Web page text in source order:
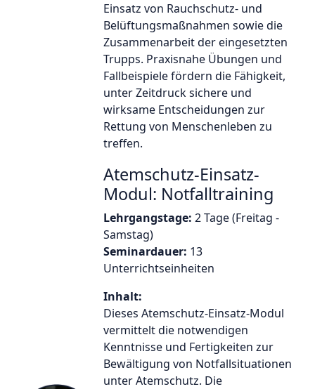
Einsatz von Rauchschutz- und
Belüftungsmaßnahmen sowie die
Zusammenarbeit der eingesetzten
Trupps. Praxisnahe Übungen und
Fallbeispiele fördern die Fähigkeit,
unter Zeitdruck sichere und
wirksame Entscheidungen zur
Rettung von Menschenleben zu
treffen.
Atemschutz-Einsatz-
Modul: Notfalltraining
Lehrgangstage: 2 Tage (Freitag -
Samstag)
Seminardauer: 13
Unterrichtseinheiten
Inhalt:
Dieses Atemschutz-Einsatz-Modul
vermittelt die notwendigen
Kenntnisse und Fertigkeiten zur
Bewältigung von Notfallsituationen
unter Atemschutz. Die